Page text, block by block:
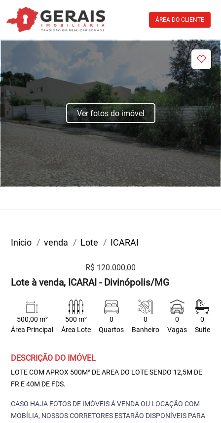
ÁREA DO CLIENTE
Ver fotos do imóvel
Início venda Lote ICARAI
R$ 120.000,00
Lote à venda, ICARAI - Divinópolis/MG
500,00 m²
Área Principal
500 m²
Área Lote
0
Quartos
0
Banheiro
0
Vagas
0
Suite
DESCRIÇÃO DO IMÓVEL
LOTE COM APROX 500M² DE AREA DO LOTE SENDO 12,5M DE
FR E 40M DE FDS.
CASO HAJA FOTOS DE IMÓVEIS À VENDA OU LOCAÇÃO COM
MOBÍLIA, NOSSOS CORRETORES ESTARÃO DISPONÍVEIS PARA